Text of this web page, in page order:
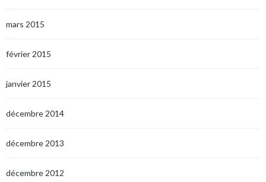
mars 2015
février 2015
janvier 2015
décembre 2014
décembre 2013
décembre 2012